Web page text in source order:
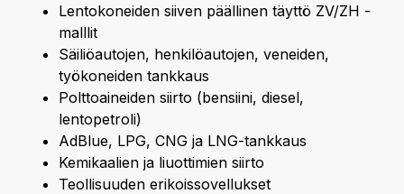
Lentokoneiden siiven päällinen täyttö ZV/ZH -
malllit
Säiliöautojen, henkilöautojen, veneiden,
työkoneiden tankkaus
Polttoaineiden siirto (bensiini, diesel,
lentopetroli)
AdBlue, LPG, CNG ja LNG-tankkaus
Kemikaalien ja liuottimien siirto
Teollisuuden erikoissovellukset